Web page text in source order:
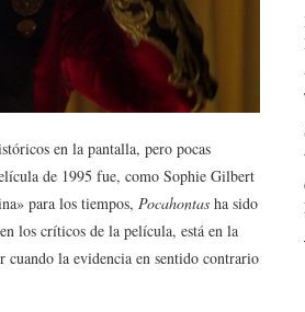
en la pantalla, pero pocas
de 1995 fue, como Sophie Gilbert
para los tiempos, Pocahontas ha sido
los críticos de la película, está en la
cuando la evidencia en sentido contrario